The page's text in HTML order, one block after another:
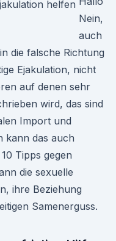
Nein,
auch
die falsche Richtung
Ejakulation, nicht
auf denen sehr
wird, das sind
Import und
kann das auch
Tipps gegen
die sexuelle
ihre Beziehung
Samenerguss.